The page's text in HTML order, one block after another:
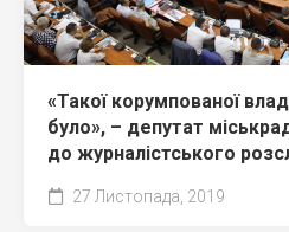
«Такої корумпованої
було», – депутат
до журналістського
27 Листопада, 2019